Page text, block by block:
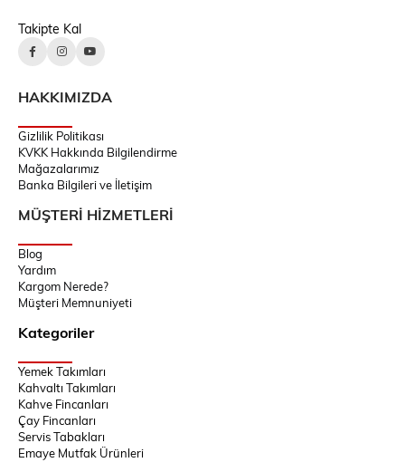
Takipte Kal
HAKKIMIZDA
Gizlilik Politikası
KVKK Hakkında Bilgilendirme
Mağazalarımız
Banka Bilgileri ve İletişim
MÜŞTERİ HİZMETLERİ
Blog
Yardım
Kargom Nerede?
Müşteri Memnuniyeti
Kategoriler
Yemek Takımları
Kahvaltı Takımları
Kahve Fincanları
Çay Fincanları
Servis Tabakları
Emaye Mutfak Ürünleri